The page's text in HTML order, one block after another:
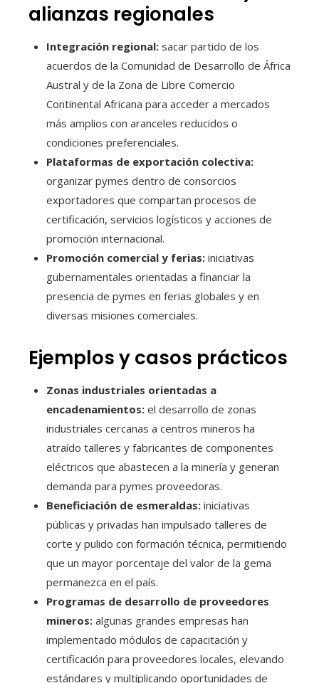
alianzas regionales
Integración regional: sacar partido de los
acuerdos de la Comunidad de Desarrollo de África
Austral y de la Zona de Libre Comercio
Continental Africana para acceder a mercados
más amplios con aranceles reducidos o
condiciones preferenciales.
Plataformas de exportación colectiva:
organizar pymes dentro de consorcios
exportadores que compartan procesos de
certificación, servicios logísticos y acciones de
promoción internacional.
Promoción comercial y ferias: iniciativas
gubernamentales orientadas a financiar la
presencia de pymes en ferias globales y en
diversas misiones comerciales.
Ejemplos y casos prácticos
Zonas industriales orientadas a
encadenamientos: el desarrollo de zonas
industriales cercanas a centros mineros ha
atraído talleres y fabricantes de componentes
eléctricos que abastecen a la minería y generan
demanda para pymes proveedoras.
Beneficiación de esmeraldas: iniciativas
públicas y privadas han impulsado talleres de
corte y pulido con formación técnica, permitiendo
que un mayor porcentaje del valor de la gema
permanezca en el país.
Programas de desarrollo de proveedores
mineros: algunas grandes empresas han
implementado módulos de capacitación y
certificación para proveedores locales, elevando
estándares y multiplicando oportunidades de